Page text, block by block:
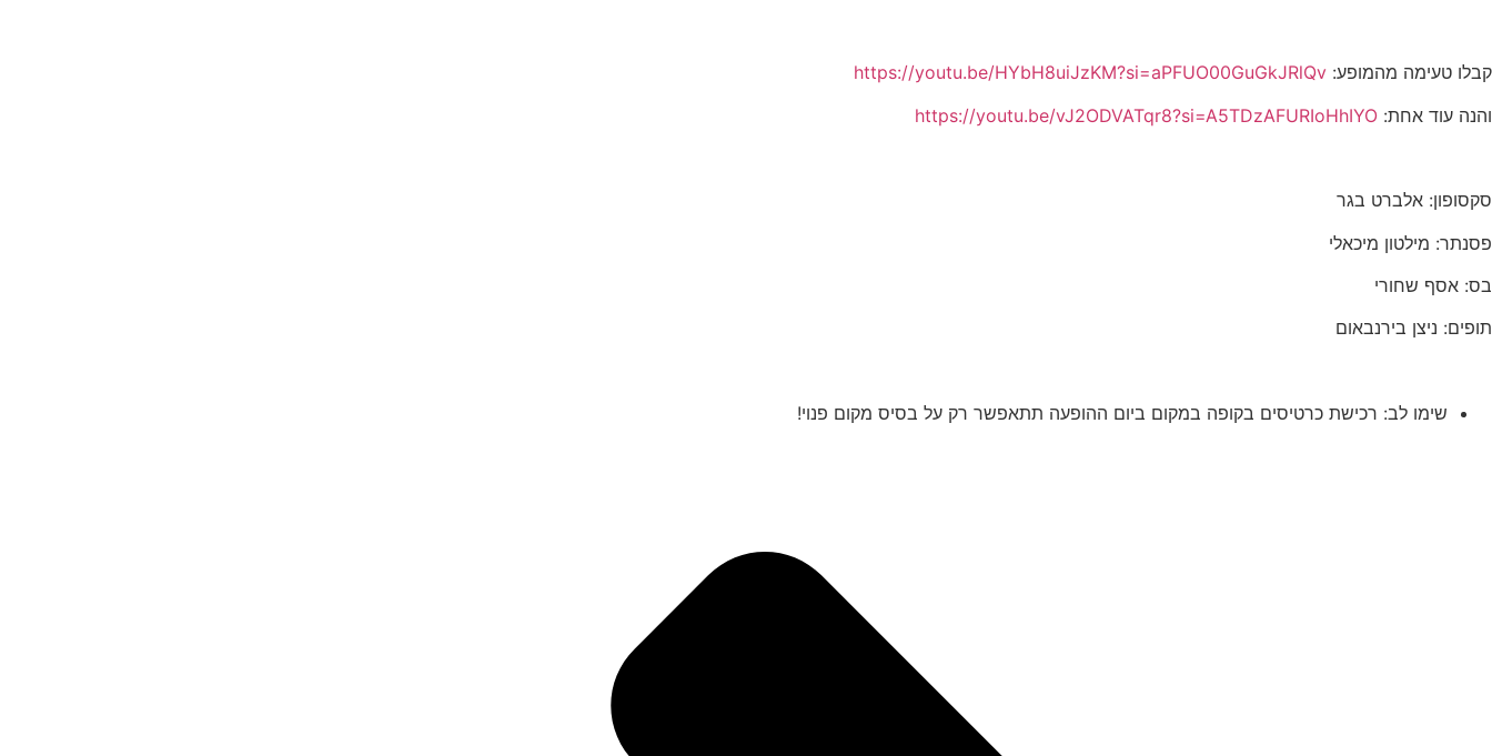
קבלו טעימה מהמופע: https://youtu.be/HYbH8uiJzKM?si=aPFUO00GuGkJRlQv
והנה עוד אחת: https://youtu.be/vJ2ODVATqr8?si=A5TDzAFURIoHhIYO
סקסופון: אלברט בגר
פסנתר: מילטון מיכאלי
בס: אסף שחורי
תופים: ניצן בירנבאום
שימו לב: רכישת כרטיסים בקופה במקום ביום ההופעה תתאפשר רק על בסיס מקום פנוי!